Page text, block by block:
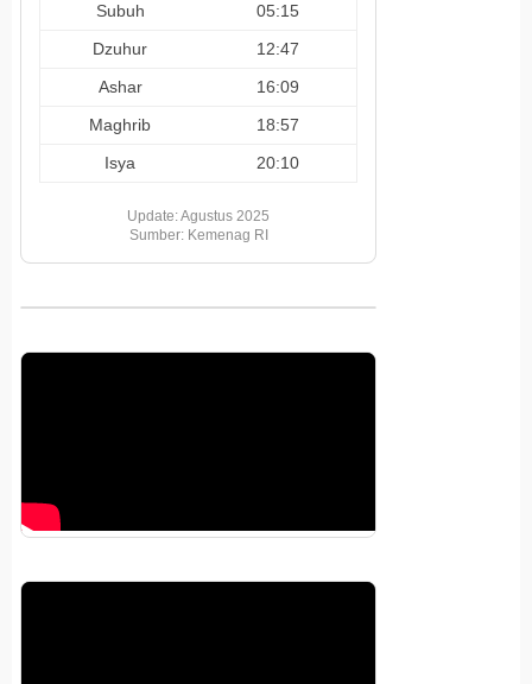
Subuh
05:15
Dzuhur
12:47
Ashar
16:09
Maghrib
18:57
Isya
20:10
Update: Agustus 2025
Sumber: Kemenag RI
Pemutar